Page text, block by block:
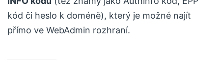
kód či heslo k doméně), který je možné najít
přímo ve WebAdmin rozhraní.